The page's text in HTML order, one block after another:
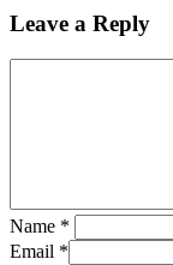
Leave a Reply
Name *
Email *